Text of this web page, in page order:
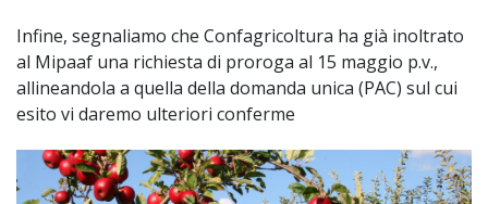
Infine, segnaliamo che Confagricoltura ha già inoltrato
al Mipaaf una richiesta di proroga al 15 maggio p.v.,
allineandola a quella della domanda unica (PAC) sul cui
esito vi daremo ulteriori conferme